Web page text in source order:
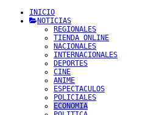
INICIO
NOTICIAS
REGIONALES
TIENDA ONLINE
NACIONALES
INTERNACIONALES
DEPORTES
CINE
ANIME
ESPECTACULOS
POLICIALES
ECONOMIA